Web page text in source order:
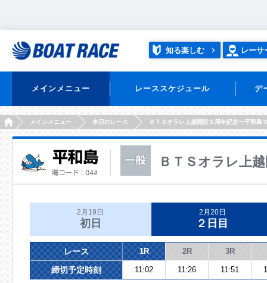
知る楽しむ レーサ
メインメニュー レーススケジュール デ
HOMEメインメニュー 本日のレース ＢＴＳオラレ上越開設９周年記念〜平和島
ＢＴＳオラレ上
2月19日
初日
2月20日
２日目
レース 1R 2R 3R
締切予定時刻 11:02 11:26 11:51